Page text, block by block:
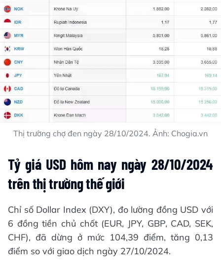
Thị trường chợ đen ngày 28/10/2024. Ảnh: Chogia.vn
Tỷ giá USD hôm nay ngày 28/10/2024
trên thị trường thế giới
Chỉ số Dollar Index (DXY), đo lường đồng USD với
6 đồng tiền chủ chốt (EUR, JPY, GBP, CAD, SEK,
CHF), đã dừng ở mức 104,39 điểm, tăng 0,13
điểm so với giao dịch ngày 27/10/2024.